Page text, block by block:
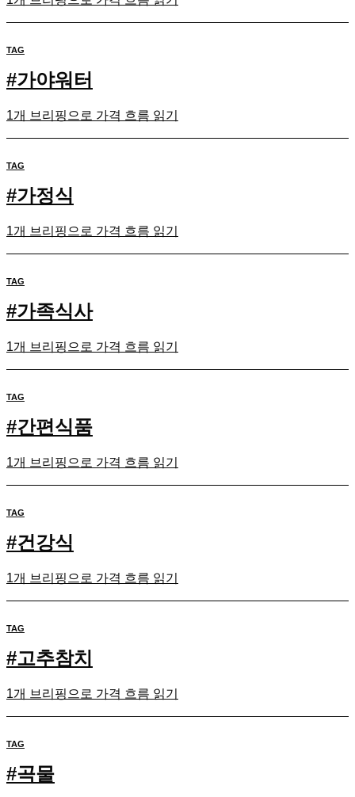
TAG
#가야워터
1개 브리핑으로 가격 흐름 읽기
TAG
#가정식
1개 브리핑으로 가격 흐름 읽기
TAG
#가족식사
1개 브리핑으로 가격 흐름 읽기
TAG
#간편식품
1개 브리핑으로 가격 흐름 읽기
TAG
#건강식
1개 브리핑으로 가격 흐름 읽기
TAG
#고추참치
1개 브리핑으로 가격 흐름 읽기
TAG
#곡물